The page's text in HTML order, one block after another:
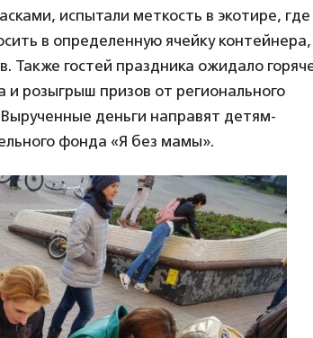
испытали меткость в экотире, где
в определенную ячейку контейнера,
Также гостей праздника ожидало
розыгрыш призов от регионального
деньги направят детям-
фонда «Я без мамы».